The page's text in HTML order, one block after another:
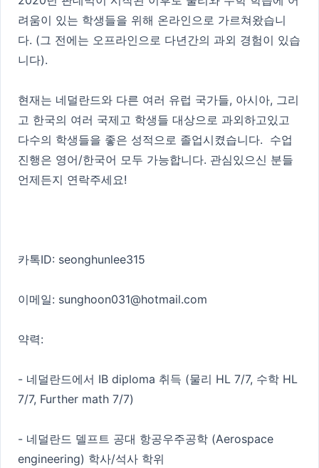
려움이 있는 학생들을 위해 온라인으로 가르쳐왔습니
다. (그 전에는 오프라인으로 다년간의 과외 경험이 있습
니다).
현재는 네덜란드와 다른 여러 유럽 국가들, 아시아, 그리
고 한국의 여러 국제고 학생들 대상으로 과외하고있고
다수의 학생들을 좋은 성적으로 졸업시켰습니다. 수업
진행은 영어/한국어 모두 가능합니다. 관심있으신 분들
언제든지 연락주세요!
카톡ID: seonghunlee315
이메일: sunghoon031@hotmail.com
약력:
- 네덜란드에서 IB diploma 취득 (물리 HL 7/7, 수학 HL
7/7, Further math 7/7)
- 네덜란드 델프트 공대 항공우주공학 (Aerospace
engineering) 학사/석사 학위